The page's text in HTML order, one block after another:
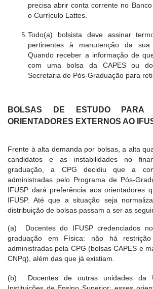
precisa abrir conta corrente no
o Currículo Lattes.
Todo(a) bolsista deve assinar
pertinentes à manutenção da
Quando receber a informação de
com uma bolsa da CAPES ou
Secretaria de Pós-Graduação para
BOLSAS DE ESTUDO PARA
ORIENTADORES EXTERNOS AO
Frente à alta demanda por bolsas, a alta
candidatos e as instabilidades no
graduação, a CPG decidiu que a
administradas pelo Programa de Pós-
IFUSP dará preferência aos orientadores
IFUSP. Até que a situação seja
distribuição de bolsas passam a ser as
(a) Docentes do IFUSP credenciados
graduação em Física: não há
administradas pela CPG (bolsas CAPES e
CNPq), além das que já existiam.
(b) Docentes de outras unidades da